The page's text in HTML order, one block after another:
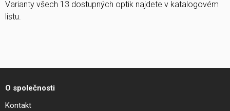
Varianty všech 13 dostupných optik najdete v katalogovém
listu.
O společnosti
Kontakt